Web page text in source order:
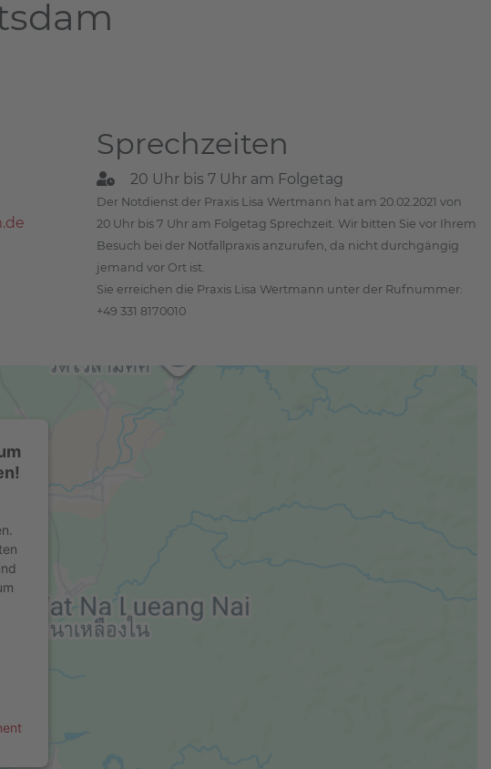
Sprechzeiten
20 Uhr bis 7 Uhr am Folgetag
Der Notdienst der Praxis Lisa Wertmann hat am 20.02.2021 von
20 Uhr bis 7 Uhr am Folgetag Sprechzeit. Wir bitten Sie vor Ihrem
Besuch bei der Notfallpraxis anzurufen, da nicht durchgängig
jemand vor Ort ist.
Sie erreichen die Praxis Lisa Wertmann unter der Rufnummer:
+49 331 8170010